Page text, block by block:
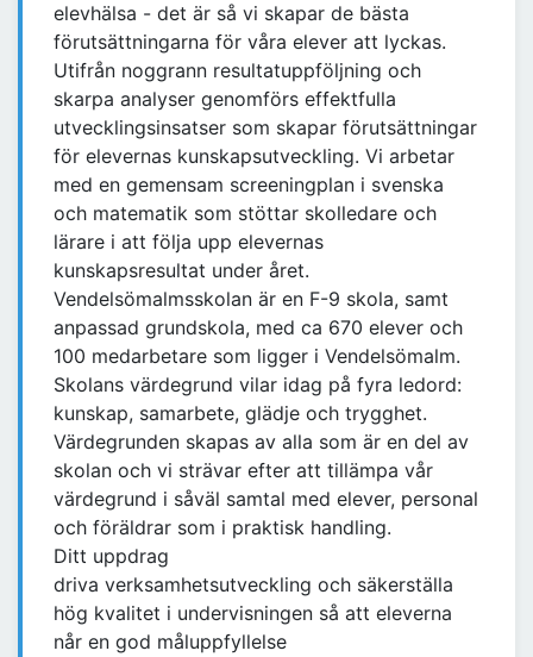
elevhälsa - det är så vi skapar de bästa
förutsättningarna för våra elever att lyckas.
Utifrån noggrann resultatuppföljning och
skarpa analyser genomförs effektfulla
utvecklingsinsatser som skapar förutsättningar
för elevernas kunskapsutveckling. Vi arbetar
med en gemensam screeningplan i svenska
och matematik som stöttar skolledare och
lärare i att följa upp elevernas
kunskapsresultat under året.
Vendelsömalmsskolan är en F-9 skola, samt
anpassad grundskola, med ca 670 elever och
100 medarbetare som ligger i Vendelsömalm.
Skolans värdegrund vilar idag på fyra ledord:
kunskap, samarbete, glädje och trygghet.
Värdegrunden skapas av alla som är en del av
skolan och vi strävar efter att tillämpa vår
värdegrund i såväl samtal med elever, personal
och föräldrar som i praktisk handling.
Ditt uppdrag
driva verksamhetsutveckling och säkerställa
hög kvalitet i undervisningen så att eleverna
når en god måluppfyllelse